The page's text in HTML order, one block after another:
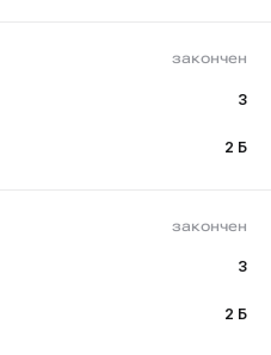
закончен
3
2 Б
закончен
3
2 Б